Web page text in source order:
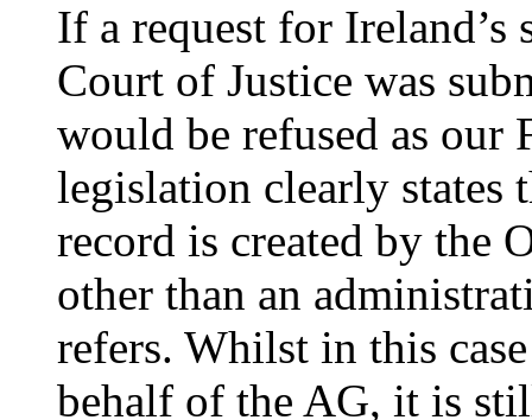
If a request for Ireland’s
Court of Justice was
would be refused as
legislation clearly states
record is created by the
other than an
refers. Whilst in this
behalf of the AG, it is